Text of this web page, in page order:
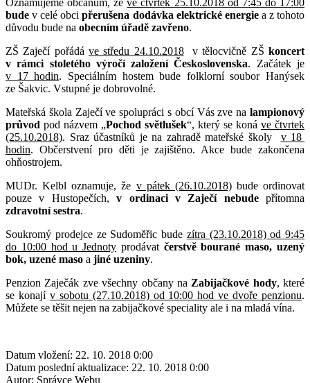
bude v celé obcipřerušena dodávka elektrické energie a z tohoto
důvodu bude na obecním úřadě zavřeno.
ZŠ Zaječí pořádá ve středu 24.10.2018v tělocvičně ZŠkoncert
v rámci stoletého výročí založení Československa. Začátek je
v 17 hodin. Speciálním hostem bude folklorní soubor Hanýsek
ze Šakvic. Vstupné je dobrovolné.
Mateřská škola Zaječí ve spolupráci s obcí Vás zve na lampionový
průvod pod názvem „Pochod světlušek“, který se koná ve čtvrtek
(25.10.2018). Sraz účastníků je na zahradě mateřské školy v 18
hodin. Občerstvení pro děti je zajištěno. Akce bude zakončena
ohňostrojem.
MUDr. Kelbl oznamuje, že v pátek (26.10.2018)bude ordinovat
pouze v Hustopečích,v ordinaci v Zaječí nebude přítomna
zdravotní sestra.
Soukromý prodejce ze Sudoměřic bude zítra (23.10.2018) od 9:45
do 10:00 hod u Jednoty prodávat čerstvě bourané maso, uzený
bok, uzené maso a jiné uzeniny.
Penzion Zaječák zve všechny občany na Zabijačkové hody, které
se konají v sobotu (27.10.2018) od 10:00 hod ve dvoře penzionu.
Můžete se těšit nejen na zabijačkové speciality ale i na mladá vína.
Datum vložení: 22. 10. 2018 0:00
Datum poslední aktualizace: 22. 10. 2018 0:00
Autor: Správce Webu